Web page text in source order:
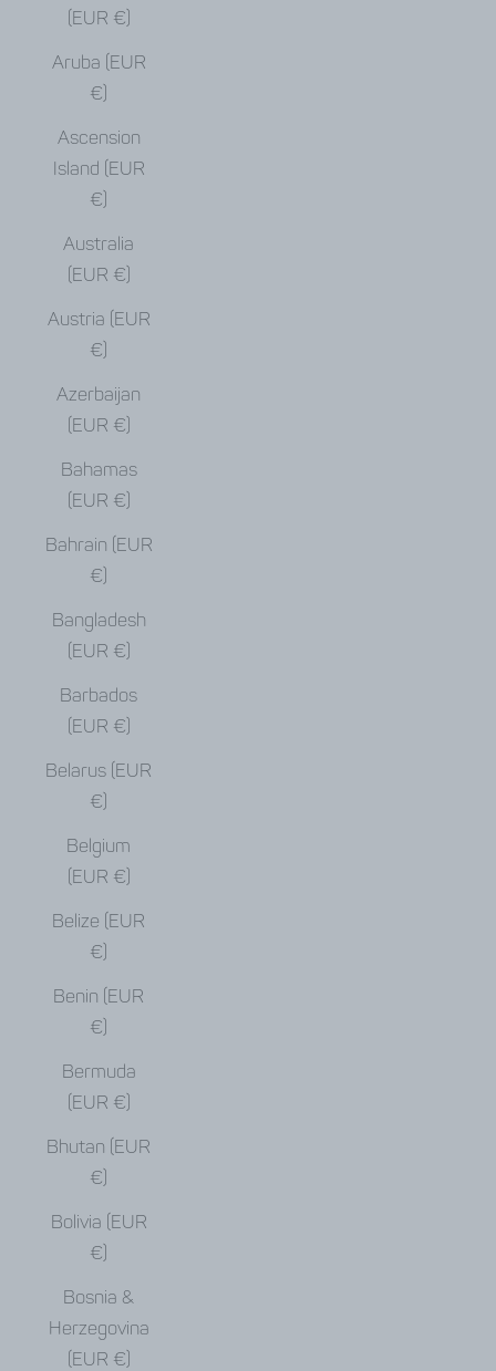
(EUR €)
Aruba (EUR
€)
Ascension
Island (EUR
€)
Australia
(EUR €)
Austria (EUR
€)
Azerbaijan
(EUR €)
Bahamas
(EUR €)
Bahrain (EUR
€)
Bangladesh
(EUR €)
Barbados
(EUR €)
Belarus (EUR
€)
Belgium
(EUR €)
Belize (EUR
€)
Benin (EUR
€)
Bermuda
(EUR €)
Bhutan (EUR
€)
Bolivia (EUR
€)
Bosnia &
Herzegovina
(EUR €)